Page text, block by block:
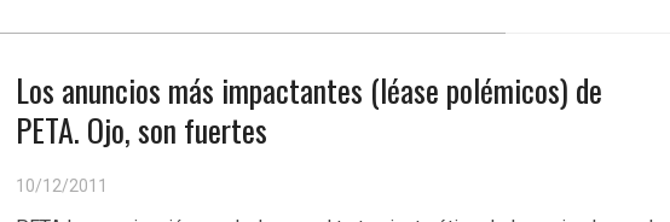
Los anuncios más impactantes (léase polémicos) de
PETA. Ojo, son fuertes
10/12/2011